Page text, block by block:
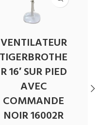
VENTILATEUR
TIGERBROTHE
R 16′ SUR PIED
AVEC
COMMANDE
NOIR 16002R